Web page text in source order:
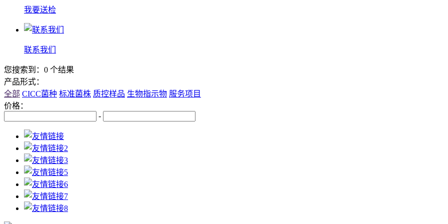
我要送检
联系我们
您搜索到：0 个结果
产品形式：
全部 CICC菌种 标准菌株 质控样品 生物指示物 服务项目
价格：
-